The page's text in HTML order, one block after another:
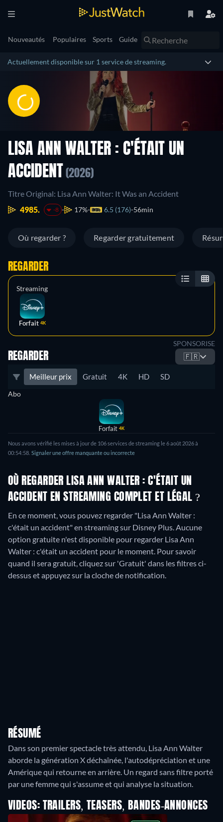
Nouveautés Populaires Sports Guide
Actuellement disponible sur 1 service de streaming.
LISA ANN WALTER : C'ÉTAIT UN
ACCIDENT
(2026)
Titre Original: Lisa Ann Walter: It Was an Accident
4985.
-8 17% 6.5 (176) 56min
Où regarder ? Regarder gratuitement
REGARDER
Streaming
Forfait 4K
SPONSORISE
REGARDER 🇫🇷
Meilleur prix Gratuit 4K HD SD
Abo
Forfait 4K
Nous avons vérifié les mises à jour de 106services de streaming le6 août 2026à
00:54:58 Signaler une offre manquante ou incorrecte
OÙ REGARDER LISA ANN WALTER : C'ÉTAIT UN
ACCIDENT EN STREAMING COMPLET ET LÉGAL ?
En ce moment, vous pouvez regarder "Lisa Ann Walter :
c'était un accident" en streaming sur Disney Plus.Aucune
option gratuite n'est disponible pour regarder Lisa Ann
Walter : c'était un accident pour le moment. Pour savoir
quand il sera gratuit, cliquez sur 'Gratuit' dans les filtres ci-
dessus et appuyez sur la cloche de notification.
RÉSUMÉ
Dans son premier spectacle très attendu, Lisa Ann Walter
aborde la génération X déchaînée, l'autodépréciation et une
Amérique qui retourne en arrière. Un regard sans filtre porté
par une femme qui s'assume et qui analyse la situation.
VIDEOS: TRAILERS, TEASERS, BANDES-ANNONCES